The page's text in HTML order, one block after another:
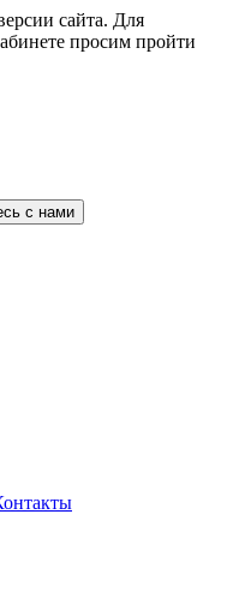
сайта. Для
просим пройти
с нами